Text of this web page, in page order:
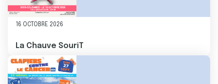
16 OCTOBRE 2026
La Chauve SouriT
Image